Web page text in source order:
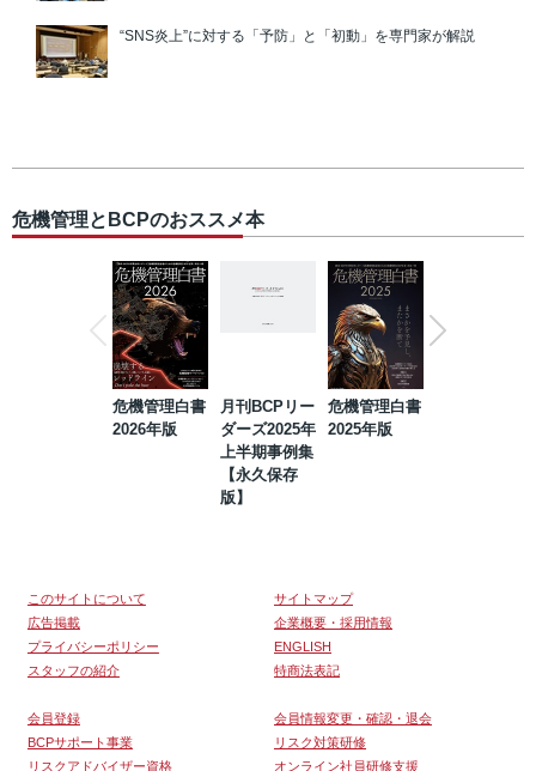
“SNS炎上”に対する「予防」と「初動」を専門家が解説
危機管理とBCPのおススメ本
危機管理白書
2026年版
月刊BCPリー
ダーズ2025年
上半期事例集
【永久保存
版】
危機管理白書
2025年版
このサイトについて
サイトマップ
広告掲載
企業概要・採用情報
プライバシーポリシー
ENGLISH
スタッフの紹介
特商法表記
会員登録
会員情報変更・確認・退会
BCPサポート事業
リスク対策研修
リスクアドバイザー資格
オンライン社員研修支援